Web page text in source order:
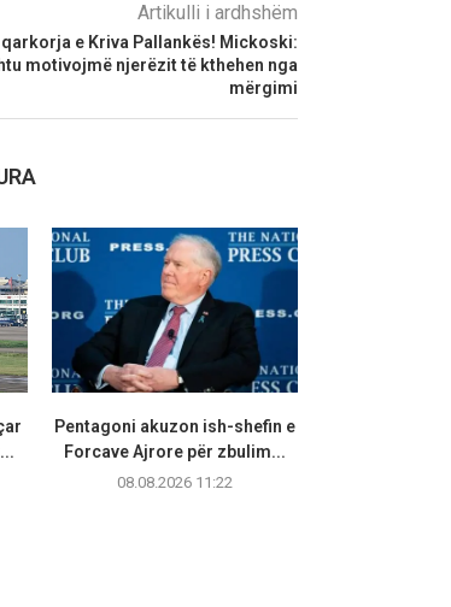
Artikulli i ardhshëm
qarkorja e Kriva Pallankës! Mickoski:
motivojmë njerëzit të kthehen nga
mërgimi
Pentagoni akuzon ish-shefin e
Forcave Ajrore për zbulim...
08.08.2026 11:22